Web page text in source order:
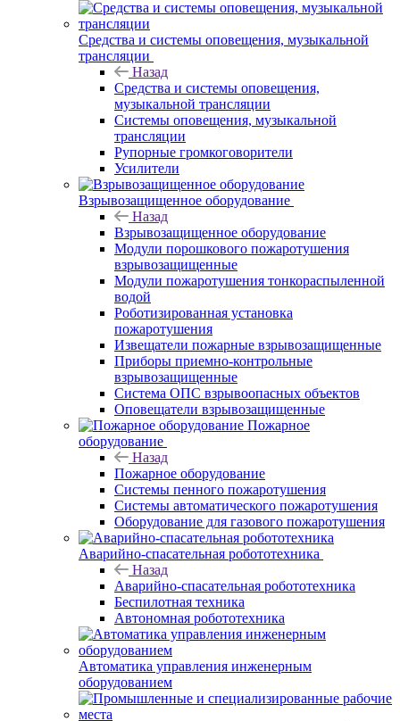
Средства и системы оповещения, музыкальной
трансляции
Назад
Средства и системы оповещения,
музыкальной трансляции
Системы оповещения, музыкальной
трансляции
Рупорные громкоговорители
Усилители
Взрывозащищенное оборудование
Назад
Взрывозащищенное оборудование
Модули порошкового пожаротушения
взрывозащищенные
Модули пожаротушения тонкораспыленной
водой
Роботизированная установка
пожаротушения
Извещатели пожарные взрывозащищенные
Приборы приемно-контрольные
взрывозащищенные
Система ОПС взрывоопасных объектов
Оповещатели взрывозащищенные
Пожарное
оборудование
Назад
Пожарное оборудование
Системы пенного пожаротушения
Системы автоматического пожаротушения
Оборудование для газового пожаротушения
Аварийно-спасательная робототехника
Назад
Аварийно-спасательная робототехника
Беспилотная техника
Автономная робототехника
Автоматика управления инженерным
оборудованием